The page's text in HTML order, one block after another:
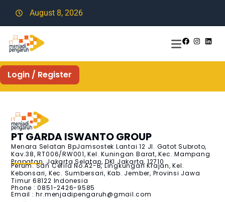
August 8, 2026
Login / Register
PT GARDA ISWANTO GROUP
Menara Selatan BpJamsostek Lantai 12 Jl. Gatot Subroto,
Kav.38, RT006/RW001, Kel. Kuningan Barat, Kec. Mampang
Prapatan, Jakarta Selatan, DKI Jakarta, 12710
Perum. San Cefila No.A2-B, Lingkungan Krajan, Kel.
Kebonsari, Kec. Sumbersari, Kab. Jember, Provinsi Jawa
Timur 68122 Indonesia
Phone : 0851-2426-9585
Email :hr.menjadipengaruh@gmail.com